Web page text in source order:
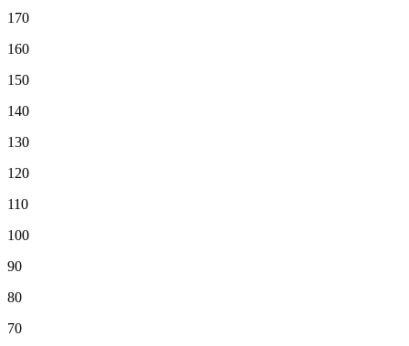
170
160
150
140
130
120
110
100
90
80
70